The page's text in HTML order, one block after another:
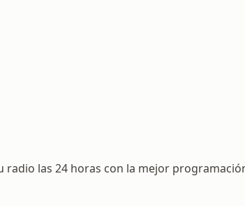
radio las 24 horas con la mejor